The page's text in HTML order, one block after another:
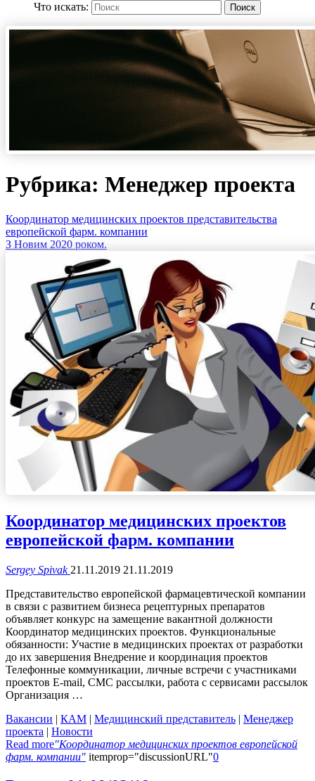
Что искать:
Поиск
Рубрика: Менеджер проекта
Координатор медицинских проектов представительства
европейской фарм. компании
З Новим 2020 роком.
Координатор медицинских проектов
европейской фарм. компании
Sergey Spivak 21.11.2019 21.11.2019
Представительство европейской фармацевтической компании
в связи с развитием бизнеса рецептурных препаратов
объявляет конкурс на замещение вакантной должности
Координатор медицинских проектов. Функциональные
обязанности: Участие в медицинских проектах от разработки
до их завершения Внедрение и координация проектов
Телефонные коммуникации, личные встречи с участниками
проектов E-mail, СМС рассылки, работа с сервисами рассылок
Организация …
Вакансии | КАМ | Медицинский представитель | Менеджер
проекта | Новости
Read more"Координатор медицинских проектов европейской
фарм. компании" itemprop="discussionURL"0